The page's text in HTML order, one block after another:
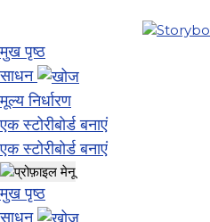
मुख पृष्ठ
साधन
मूल्य निर्धारण
एक स्टोरीबोर्ड बनाएं
एक स्टोरीबोर्ड बनाएं
मुख पृष्ठ
साधन